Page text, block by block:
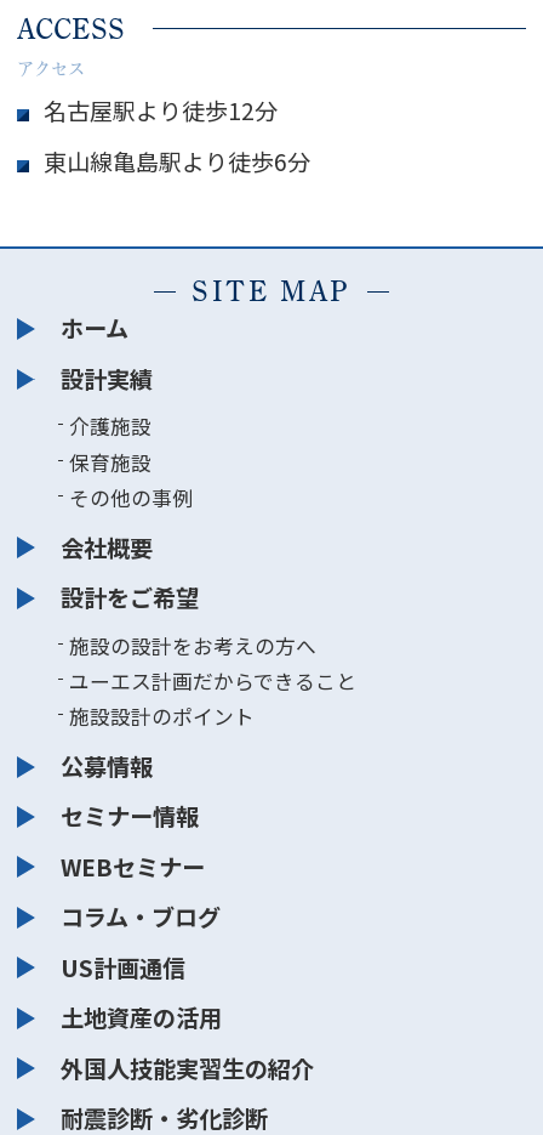
ACCESS
アクセス
名古屋駅より徒歩12分
東山線亀島駅より徒歩6分
SITE MAP
ホーム
設計実績
介護施設
保育施設
その他の事例
会社概要
設計をご希望
施設の設計をお考えの方へ
ユーエス計画だからできること
施設設計のポイント
公募情報
セミナー情報
WEBセミナー
コラム・ブログ
US計画通信
土地資産の活用
外国人技能実習生の紹介
耐震診断・劣化診断